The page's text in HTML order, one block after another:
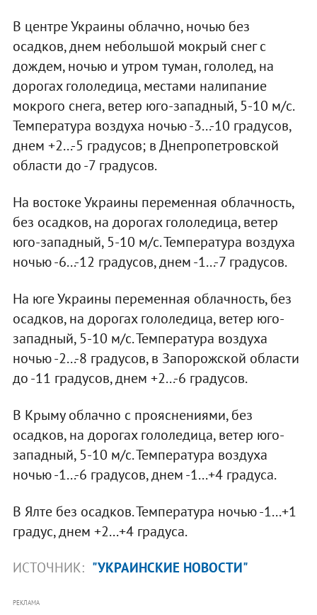
В центре Украины облачно, ночью без
осадков, днем небольшой мокрый снег с
дождем, ночью и утром туман, гололед, на
дорогах гололедица, местами налипание
мокрого снега, ветер юго-западный, 5-10 м/с.
Температура воздуха ночью -3...-10 градусов,
днем +2...-5 градусов; в Днепропетровской
области до -7 градусов.
На востоке Украины переменная облачность,
без осадков, на дорогах гололедица, ветер
юго-западный, 5-10 м/с. Температура воздуха
ночью -6...-12 градусов, днем -1...-7 градусов.
На юге Украины переменная облачность, без
осадков, на дорогах гололедица, ветер юго-
западный, 5-10 м/с. Температура воздуха
ночью -2...-8 градусов, в Запорожской области
до -11 градусов, днем +2...-6 градусов.
В Крыму облачно с прояснениями, без
осадков, на дорогах гололедица, ветер юго-
западный, 5-10 м/с. Температура воздуха
ночью -1...-6 градусов, днем -1...+4 градуса.
В Ялте без осадков. Температура ночью -1...+1
градус, днем +2...+4 градуса.
ИСТОЧНИК: "УКРАИНСКИЕ НОВОСТИ"
РЕКЛАМА